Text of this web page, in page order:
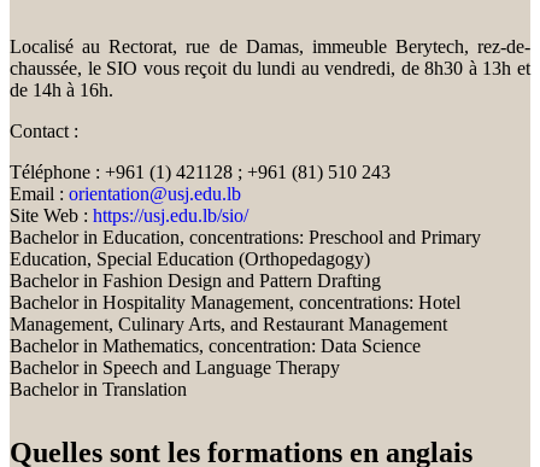
Localisé au Rectorat, rue de Damas, immeuble Berytech, rez-de-
chaussée, le SIO vous reçoit du lundi au vendredi, de 8h30 à 13h et
de 14h à 16h.
Contact :
Téléphone : +961 (1) 421128 ; +961 (81) 510 243
Email : orientation@usj.edu.lb
Site Web : https://usj.edu.lb/sio/
Bachelor in Education, concentrations: Preschool and Primary
Education, Special Education (Orthopedagogy)
Bachelor in Fashion Design and Pattern Drafting
Bachelor in Hospitality Management, concentrations: Hotel
Management, Culinary Arts, and Restaurant Management
Bachelor in Mathematics, concentration: Data Science
Bachelor in Speech and Language Therapy
Bachelor in Translation
Quelles sont les formations en anglais